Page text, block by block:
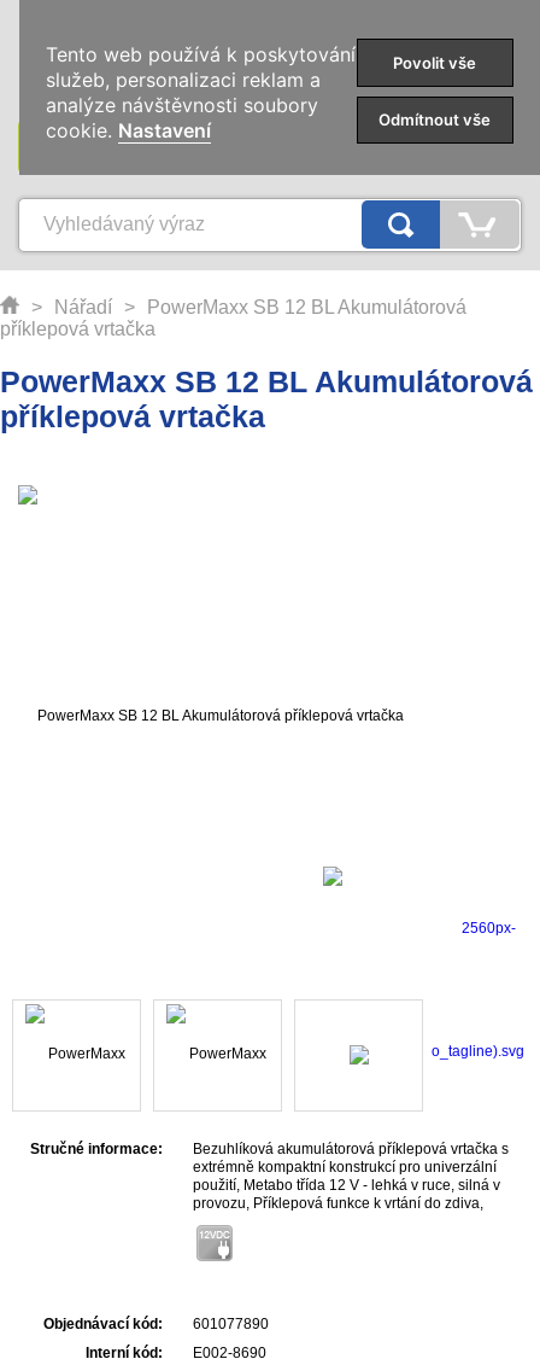
KATEGORIE
> Nářadí >
PowerMaxx SB 12 BL Akumulátorová
příklepová vrtačka
PowerMaxx SB 12 BL Akumulátorová
příklepová vrtačka
Stručné informace:
Bezuhlíková akumulátorová příklepová vrtačka s
extrémně kompaktní konstrukcí pro univerzální
použití, Metabo třída 12 V - lehká v ruce, silná v
provozu, Příklepová funkce k vrtání do zdiva,
Integrovaná pracovní LED lampa s funkcí dosvícení
pro optimální světlost v pracovním prostoru, S
praktickou sponou na opasek a zásobníkem bitů, s
Objednávací kód:
601077890
Interní kód:
E002-8690
Tento web používá k poskytování
služeb, personalizaci reklam a
analýze návštěvnosti soubory
cookie. Nastavení
Povolit vše
Odmítnout vše